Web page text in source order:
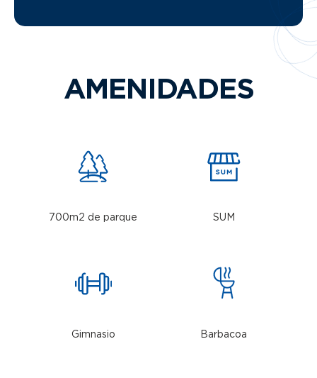
AMENIDADES
700m2 de parque SUM
Gimnasio Barbacoa